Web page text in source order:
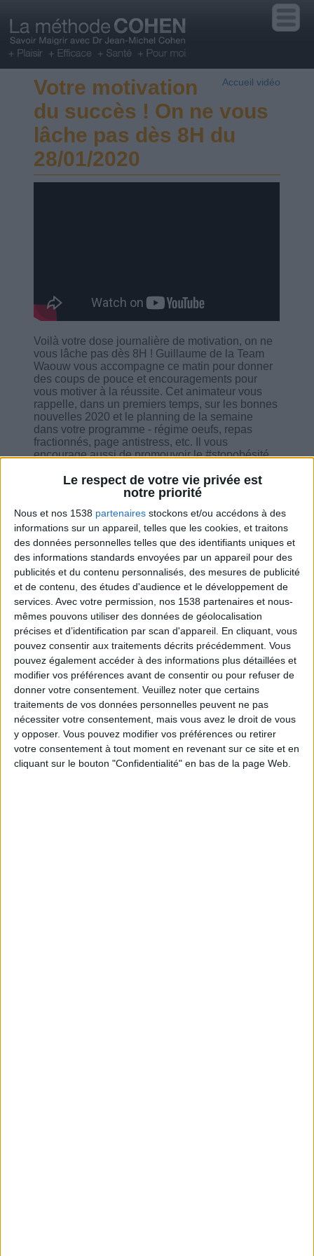
Le respect de votre vie privée est
notre priorité
Nous et nos 1538 partenaires stockons et/ou accédons à des
informations sur un appareil, telles que les cookies, et traitons
des données personnelles telles que des identifiants uniques et
des informations standards envoyées par un appareil pour des
publicités et du contenu personnalisés, des mesures de publicité
et de contenu, des études d'audience et le développement de
services. Avec votre permission, nos 1538 partenaires et nous-
mêmes pouvons utiliser des données de géolocalisation
précises et d’identification par scan d'appareil. En cliquant, vous
pouvez consentir aux traitements décrits précédemment. Vous
pouvez également accéder à des informations plus détaillées et
modifier vos préférences avant de consentir ou pour refuser de
donner votre consentement. Veuillez noter que certains
traitements de vos données personnelles peuvent ne pas
nécessiter votre consentement, mais vous avez le droit de vous
y opposer. Vous pouvez modifier vos préférences ou retirer
votre consentement à tout moment en revenant sur ce site et en
cliquant sur le bouton "Confidentialité" en bas de la page Web.
Accueil vidéo
Votre motivation
du succès ! On ne vous
lâche pas dès 8H du
28/01/2020
Voilà votre dose journalière de motivation, on ne
vous lâche pas dès 8H ! Guillaume de la Team
Waouw vous accompagne ce matin pour donner
des coups de pouce et encouragements pour
vous motiver à la réussite. Cet animateur vous
rappelle, dans un premiers temps, sur les bonnes
nouvelles 2020 et le planning de la semaine
dans votre programme - régime oeufs, repas
fractionnés, page antistress, etc. Il vous
encourage aussi de promouvoir le #stopobésité
succès. Et bien sûr il n'oublie pas d'engager avec
vous pour vérifier comment se passe le
poids de chacun/e avec les conseils judicieux
des membres de la communauté.
Combien de kilos souhaitez-vous perdre ?
Moins de
5 kilos
De 5 à 10
kilos
Plus de
10 kilos
Service-client & Motivation Voir tout
Les équipes du Service-client et de la
Communauté Savoir Maigrir vous aident
chaque semaine à vous rapprocher